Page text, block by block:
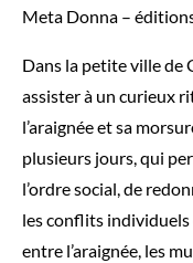
Meta Donna –
Dans la petite ville de
assister à un curieux
l’araignée et sa
plusieurs jours, qui
l’ordre social, de
les conflits
entre l’araignée, les